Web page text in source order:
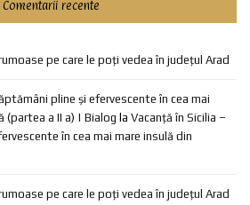
Comentarii recente
pe care le poți vedea în județul Arad
pline și efervescente în cea mai
(partea a II a) | Bialog la Vacanță în Sicilia –
în cea mai mare insulă din
pe care le poți vedea în județul Arad